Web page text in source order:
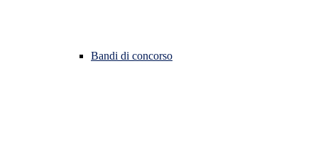
Bandi di concorso